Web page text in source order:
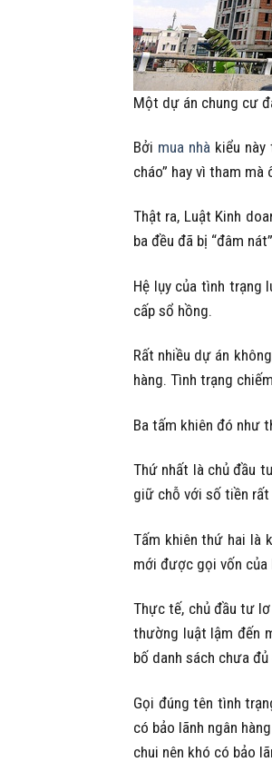
Một dự án chung cư
Bởi mua nhà kiểu
cháo” hay vì tham
Thật ra, Luật Kinh
ba đều đã bị “đâm
Hệ lụy của tình trạng
cấp sổ hồng.
Rất nhiều dự án
hàng. Tình trạng
Ba tấm khiên đó như
Thứ nhất là chủ đầu
giữ chỗ với số tiền rất
Tấm khiên thứ hai là
mới được gọi vốn của
Thực tế, chủ đầu tư
thường luật lậm đến
bố danh sách chưa
Gọi đúng tên tình
có bảo lãnh ngân
chui nên khó có bảo